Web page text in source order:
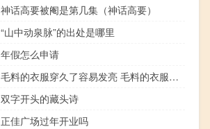
神话高要被阉是第几集（神话高要）
“山中动泉脉”的出处是哪里
年假怎么申请
毛料的衣服穿久了容易发亮 毛料的衣服怎么洗
双字开头的藏头诗
正佳广场过年开业吗